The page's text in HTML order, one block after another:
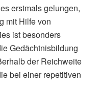
erstmals gelungen,
mit Hilfe von
ist besonders
Gedächtnisbildung
der Reichweite
bei einer repetitiven